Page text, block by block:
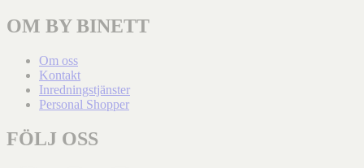
OM BY BINETT
Om oss
Kontakt
Inredningstjänster
Personal Shopper
FÖLJ OSS